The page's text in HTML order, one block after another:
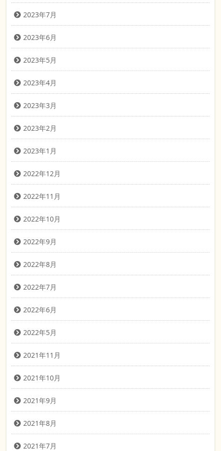
2023年7月
2023年6月
2023年5月
2023年4月
2023年3月
2023年2月
2023年1月
2022年12月
2022年11月
2022年10月
2022年9月
2022年8月
2022年7月
2022年6月
2022年5月
2021年11月
2021年10月
2021年9月
2021年8月
2021年7月